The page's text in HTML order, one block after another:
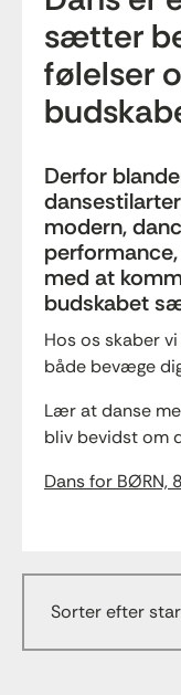
sætter
følelser
Derfor
modern,
med at
budskabet
Hos os skaber
både bevæge
Lær at danse
bliv bevidst om
Dans for BØRN,
Sorter efter